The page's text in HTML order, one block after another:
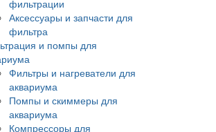
фильтрации
Аксессуары и запчасти для
фильтра
и помпы для
Фильтры и нагреватели для
аквариума
Помпы и скиммеры для
аквариума
Компрессоры для